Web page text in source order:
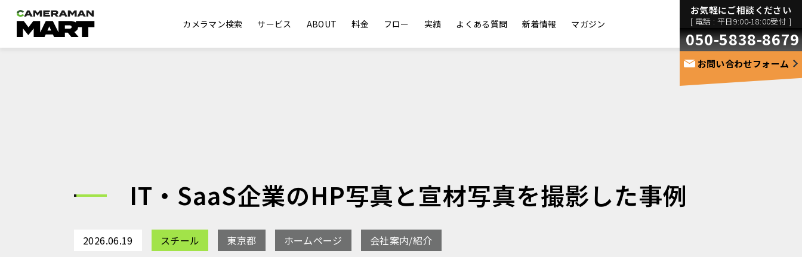
カメラマン検索 サービス ABOUT 料金 フロー 実績 よくある質問 新着情報 マガジン
お気軽にご相談ください
[ 電話 : 平日9:00-18:00受付 ]
050-5838-8679
お問い合わせフォーム
IT・SaaS企業のHP写真と宣材写真を撮影した事例
2026.06.19 スチール 東京都 ホームページ 会社案内/紹介